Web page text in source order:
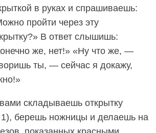
в руках и спрашиваешь:
пройти через эту
В ответ слышишь:
же, нет!» «Ну что же, —
ты, — сейчас я докажу,
складываешь открытку
берешь ножницы и делаешь на